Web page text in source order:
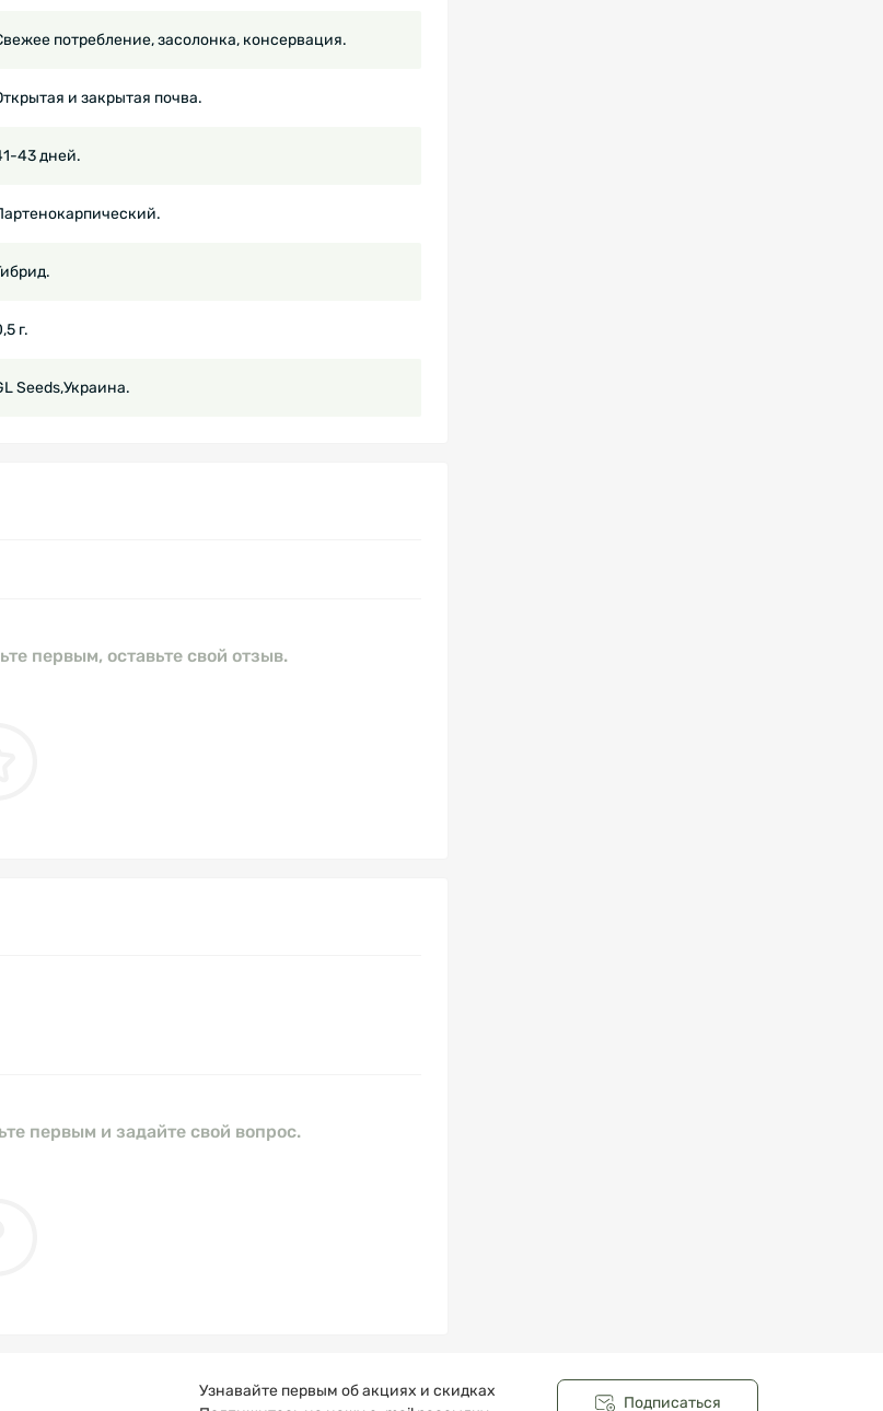
потребление, засолонка, консервация.
и закрытая почва.
43 дней.
г.
Seeds,Украина.
первым, оставьте свой отзыв.
первым и задайте свой вопрос.
Узнавайте первым об акциях и скидках
Подписаться